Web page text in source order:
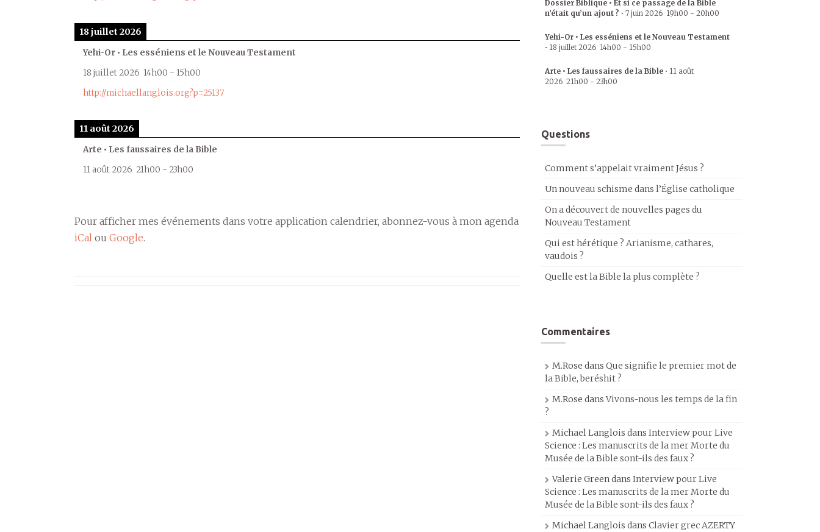
18 juillet 2026
Yehi-Or • Les esséniens et le Nouveau Testament
18 juillet 2026 14h00 - 15h00
http://michaellanglois.org?p=25137
11 août 2026
Arte • Les faussaires de la Bible
11 août 2026 21h00 - 23h00
Pour afficher mes événements dans votre application calendrier, abonnez-vous à mon agenda
iCal ou Google.
Dossier Biblique • Et si ce passage de la Bible
n’était qu’un ajout ? • 7 juin 2026 19h00 - 20h00
Yehi-Or • Les esséniens et le Nouveau Testament
• 18 juillet 2026 14h00 - 15h00
Arte • Les faussaires de la Bible • 11 août
2026 21h00 - 23h00
Questions
Comment s’appelait vraiment Jésus ?
Un nouveau schisme dans l’Église catholique
On a découvert de nouvelles pages du
Nouveau Testament
Qui est hérétique ? Arianisme, cathares,
vaudois ?
Quelle est la Bible la plus complète ?
Commentaires
M.Rose dans Que signifie le premier mot de
la Bible, beréshit ?
M.Rose dansVivons-nous les temps de la fin
?
Michael Langlois dans Interview pour Live
Science : Les manuscrits de la mer Morte du
Musée de la Bible sont-ils des faux ?
Valerie Greendans Interview pour Live
Science : Les manuscrits de la mer Morte du
Musée de la Bible sont-ils des faux ?
Michael Langlois dans Clavier grec AZERTY